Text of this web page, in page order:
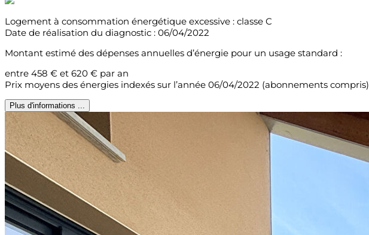
Logement à consommation énergétique excessive : classe C
Date de réalisation du diagnostic : 06/04/2022
Montant estimé des dépenses annuelles d’énergie pour un usage standard :
entre 458 € et 620 € par an
Prix moyens des énergies indexés sur l’année 06/04/2022 (abonnements compris)
Plus d'informations ...